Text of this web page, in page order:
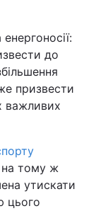
до
призвести
важливих
на тому ж
утискати
цього